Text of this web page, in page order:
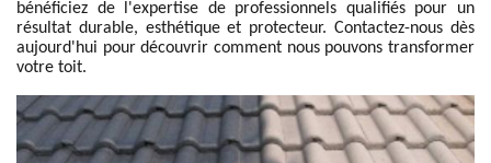
bénéficiez de l'expertise de professionnels qualifiés pour un
résultat durable, esthétique et protecteur. Contactez-nous dès
aujourd'hui pour découvrir comment nous pouvons transformer
votre toit.